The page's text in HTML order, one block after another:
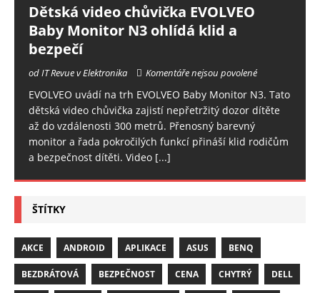
Dětská video chůvička EVOLVEO
Baby Monitor N3 ohlídá klid a
bezpečí
od IT Revue v Elektronika Komentáře nejsou povolené
EVOLVEO uvádí na trh EVOLVEO Baby Monitor N3. Tato
dětská video chůvička zajistí nepřetržitý dozor dítěte
až do vzdálenosti 300 metrů. Přenosný barevný
monitor a řada pokročilých funkcí přináší klid rodičům
a bezpečnost dítěti. Video [...]
ŠTÍTKY
AKCE ANDROID APLIKACE ASUS BENQ
BEZDRÁTOVÁ BEZPEČNOST CENA CHYTRÝ DELL